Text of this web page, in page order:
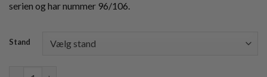
serien og har nummer 96/106.
Stand